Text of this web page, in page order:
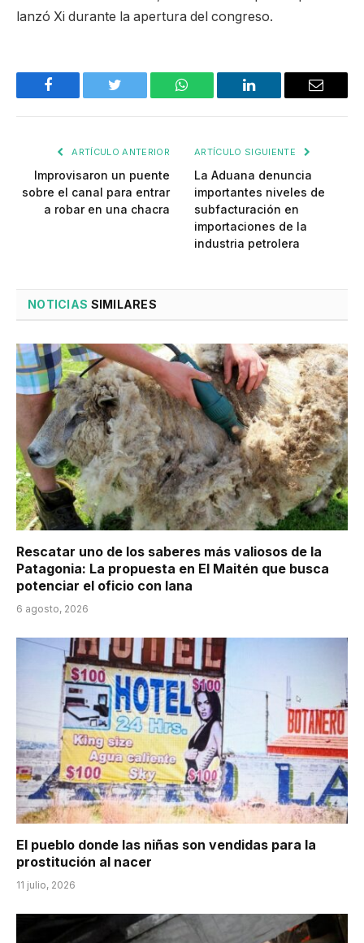
lanzó Xi durante la apertura del congreso.
Facebook Twitter WhatsApp LinkedIn Email
ARTÍCULO ANTERIOR
Improvisaron un puente
sobre el canal para entrar
a robar en una chacra
ARTÍCULO SIGUIENTE
La Aduana denuncia
importantes niveles de
subfacturación en
importaciones de la
industria petrolera
NOTICIAS SIMILARES
Rescatar uno de los saberes más valiosos de la
Patagonia: La propuesta en El Maitén que busca
potenciar el oficio con lana
6 agosto, 2026
El pueblo donde las niñas son vendidas para la
prostitución al nacer
11 julio, 2026